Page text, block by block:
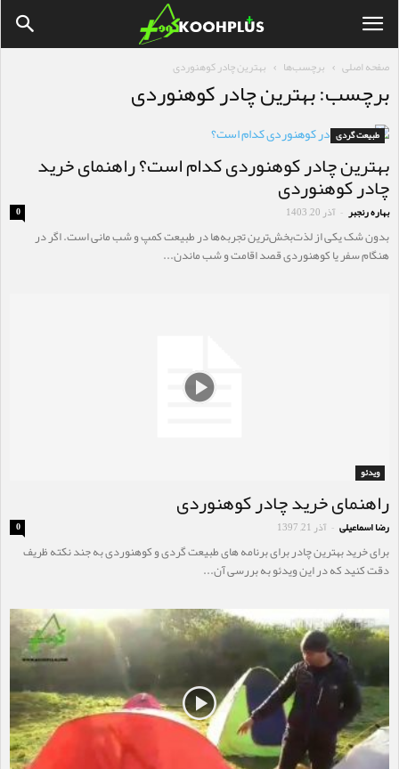
صفحه اصلی برچسب‌ها بهترین چادر کوهنوردی
برچسب: بهترین چادر کوهنوردی
طبیعت گردی
بهترین چادر کوهنوردی کدام است؟ راهنمای خرید
چادر کوهنوردی
بهاره رنجبر - آذر 20, 1403 0
بدون شک یکی از لذت‌بخش‌ترین تجربه‌ها در طبیعت کمپ و شب مانی است. اگر در
هنگام سفر یا کوهنوردی قصد اقامت و شب ماندن...
ویدئو
راهنمای خرید چادر کوهنوردی
رضا اسماعیلی - آذر 21, 1397 0
برای خرید بهترین چادر برای برنامه های طبیعت گردی و کوهنوردی به جند نکته ظریف
دقت کنید که در این ویدئو به بررسی آن...